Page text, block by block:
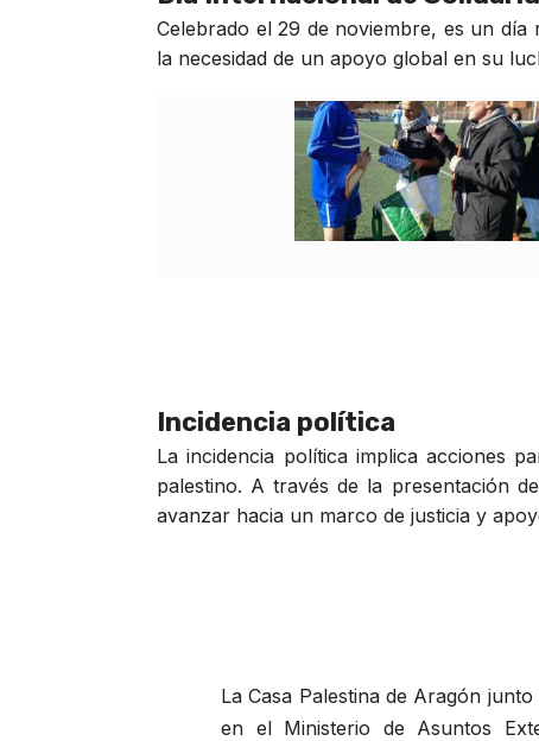
Celebrado el 29 de noviembre, es un
la necesidad de un apoyo global en su
Incidencia política
La incidencia política implica acciones
palestino. A través de la presentación
avanzar hacia un marco de justicia y
La Casa Palestina de Aragón
en el Ministerio de Asuntos